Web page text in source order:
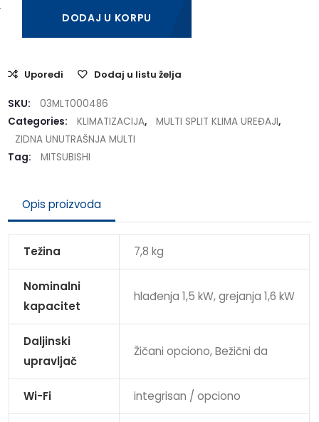
DODAJ U KORPU
Uporedi Dodaj u listu želja
SKU:
03MLT000486
Categories:
KLIMATIZACIJA, MULTI SPLIT KLIMA UREĐAJI,
ZIDNA UNUTRAŠNJA MULTI
Tag:
MITSUBISHI
Opis proizvoda
Težina 7,8 kg
Nominalni
kapacitet
hlađenja 1,5 kW, grejanja 1,6 kW
Daljinski
upravljač
Žičani opciono, Bežični da
Wi-Fi integrisan / opciono